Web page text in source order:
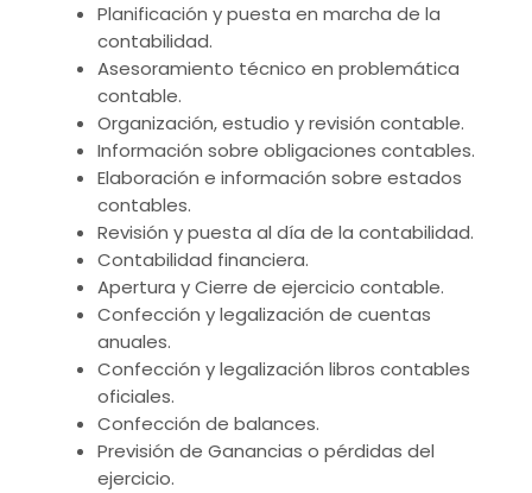
Planificación y puesta en marcha de la
contabilidad.
Asesoramiento técnico en problemática
contable.
Organización, estudio y revisión contable.
Información sobre obligaciones contables.
Elaboración e información sobre estados
contables.
Revisión y puesta al día de la contabilidad.
Contabilidad financiera.
Apertura y Cierre de ejercicio contable.
Confección y legalización de cuentas
anuales.
Confección y legalización libros contables
oficiales.
Confección de balances.
Previsión de Ganancias o pérdidas del
ejercicio.